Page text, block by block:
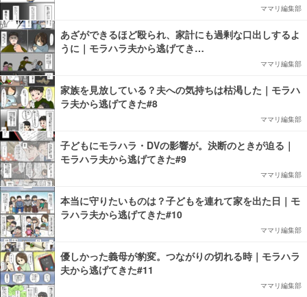
ママリ編集部
あざができるほど殴られ、家計にも過剰な口出しするよ
うに｜モラハラ夫から逃げてき…
ママリ編集部
家族を見放している？夫への気持ちは枯渇した｜モラハ
ラ夫から逃げてきた#8
ママリ編集部
子どもにモラハラ・DVの影響が。決断のときが迫る｜
モラハラ夫から逃げてきた#9
ママリ編集部
本当に守りたいものは？子どもを連れて家を出た日｜モ
ラハラ夫から逃げてきた#10
ママリ編集部
優しかった義母が豹変。つながりの切れる時｜モラハラ
夫から逃げてきた#11
ママリ編集部